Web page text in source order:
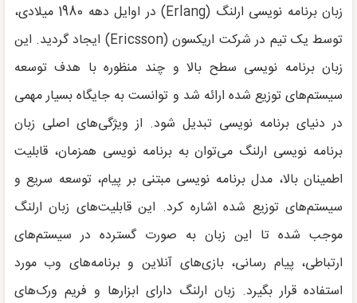
زبان برنامه نویسی ارلنگ (Erlang) در اوایل دهه 1980 میلادی،
توسط یک تیم در شرکت اریکسون (Ericsson) ایجاد گردید. این
زبان برنامه نویسی سطح بالا و چند منظوره با هدف توسعه
سیستم‌های توزیع شده ارائه شد و توانست به جایگاه بسیار مهمی
در دنیای برنامه نویسی تبدیل شود. از ویژگی‌های اصلی زبان
برنامه نویسی ارلنگ می‌توان به برنامه نویسی همزمان، قابلیت
اطمینان بالا، مدل برنامه نویسی مبتنی بر پیام، توسعه سریع و
سیستم‌های توزیع شده اشاره کرد. این قابلیت‌های زبان ارلنگ
موجب شده تا این زبان به صورت گسترده در سیستم‌های
ارتباطی، پیام رسانی، بازی‌های آنلاین و برنامه‌های وب مورد
استفاده قرار بگیرد. زبان ارلنگ دارای ابزارها و فریم ورک‌های